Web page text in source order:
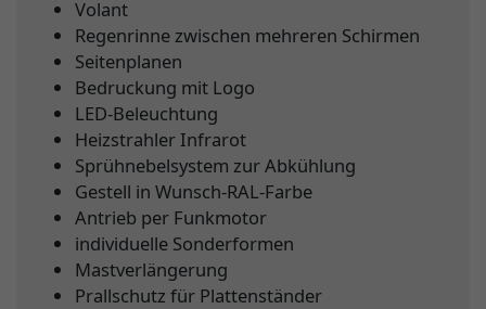
Volant
Regenrinne zwischen mehreren Schirmen
Seitenplanen
Bedruckung mit Logo
LED-Beleuchtung
Heizstrahler Infrarot
Sprühnebelsystem zur Abkühlung
Gestell in Wunsch-RAL-Farbe
Antrieb per Funkmotor
individuelle Sonderformen
Mastverlängerung
Prallschutz für Plattenständer